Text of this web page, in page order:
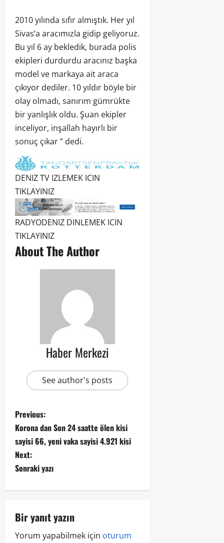
2010 yılında sıfır almıştık. Her yıl
Sivas’a aracımızla gidip geliyoruz.
Bu yıl 6 ay bekledik, burada polis
ekipleri durdurdu aracınız başka
model ve markaya ait araca
çıkıyor dediler. 10 yıldır böyle bir
olay olmadı, sanırım gümrükte
bir yanlışlık oldu. Şuan ekipler
inceliyor, inşallah hayırlı bir
sonuç çıkar ” dedi.
DENIZ TV IZLEMEK ICIN
TIKLAYINIZ
RADYODENIZ DINLEMEK ICIN
TIKLAYINIZ
About The Author
Haber Merkezi
See author's posts
Previous:
Korona dan Son 24 saatte ölen kisi
sayisi 66, yeni vaka sayisi 4.921 kisi
Next:
Sonraki yazı
Bir yanıt yazın
Yorum yapabilmek için oturum